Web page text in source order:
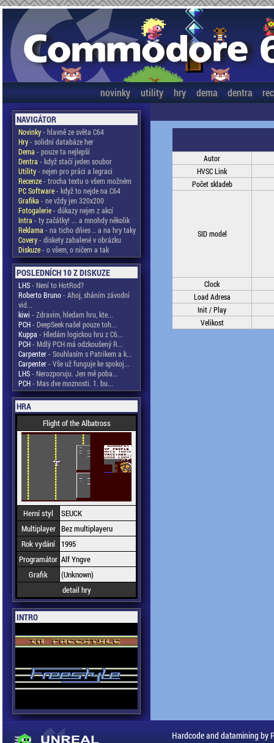
novinky utility hry dema dentra
NAVIGÁTOR
Novinky- hlavně ze světa C64
Hry- solidní databáze her
Dema - pouze ta nejlepší
Dentra - když stačí jeden soubor
Utility- nejen pro práci a legraci
Recenze- trocha textu o všem možném
PC Software- když to nejde na C64
Grafika - ne vždy jen 320x200
Fotogalerie- důkazy nejen z akcí
Intra - ty začátky! ... a mnohdy několik
Reklama - na ticho dňies .. a na hry taky
Covery- diskety zabalené v obrázku
Diskuze- o všem, o ničem a tak
POSLEDNÍCH 10 Z DISKUZE
LHS- Není to HotRod?
Roberto Bruno- Ahoj, sháním závodní
vid...
kiwi - Zdravim, hledam hru, kte...
PCH- DeepSeek našel pouze toh...
Kuppa - Hledám logickou hru z C6...
PCH- Mdlý PCH má odzkoušený R...
Carpenter- Souhlasím s Patrikem a k...
Carpenter- Vše už funguje ke spokoj...
LHS- Nerozporuju. Jen mě poba...
PCH- Mas dve moznosti. 1. bu...
HRA
Flight of the Albatross
Herní styl
SEUCK
Multiplayer Bez multiplayeru
Rok vydání
1995
Programátor Alf Yngve
Grafik
(Unknown)
detail hry
INTRO
Autor
HVSC Link
Počet skladeb
SID model
Clock
Load Adresa
Init / Play
Velikost
Hardcode and datamining by